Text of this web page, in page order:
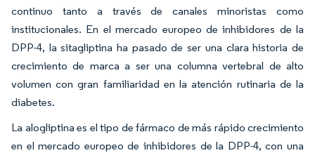
continuo tanto a través de canales minoristas como
institucionales. En el mercado europeo de inhibidores de la
DPP-4, la sitagliptina ha pasado de ser una clara historia de
crecimiento de marca a ser una columna vertebral de alto
volumen con gran familiaridad en la atención rutinaria de la
diabetes.
La alogliptina es el tipo de fármaco de más rápido crecimiento
en el mercado europeo de inhibidores de la DPP-4, con una